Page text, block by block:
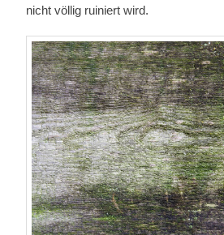
nicht völlig ruiniert wird.